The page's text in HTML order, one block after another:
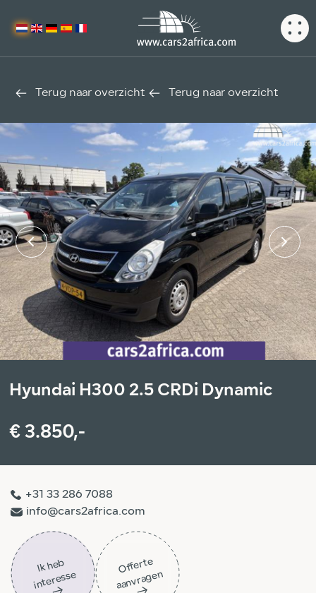
Terug naar overzicht Terug naar overzicht
Hyundai H300 2.5 CRDi Dynamic
€ 3.850,-
+31 33 286 7088
info@cars2africa.com
Ik
h
e
b
i
nt
er
ess
e
Off
ert
e
aa
n
vra
g
e
n